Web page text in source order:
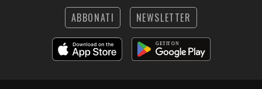
ABBONATI NEWSLETTER